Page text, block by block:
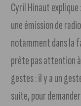
Cyril Hinaut explique
une émission de
notamment dans la
prête pas attention
gestes : il y a un
suite, pour